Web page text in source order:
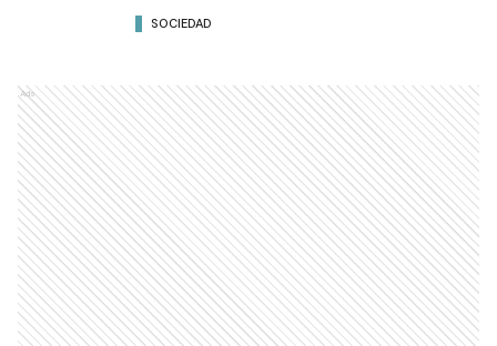
SOCIEDAD
Ads